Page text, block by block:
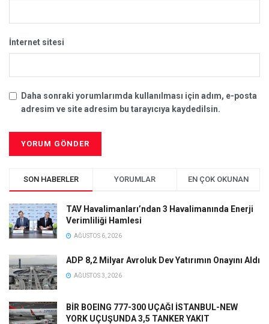
İnternet sitesi
Daha sonraki yorumlarımda kullanılması için adım, e-posta
adresim ve site adresim bu tarayıcıya kaydedilsin.
SON HABERLER YORUMLAR EN ÇOK OKUNAN
TAV Havalimanları’ndan 3 Havalimanında Enerji
Verimliliği Hamlesi
AĞUSTOS 6, 2026
ADP 8,2 Milyar Avroluk Dev Yatırımın Onayını Aldı
AĞUSTOS 3, 2026
BİR BOEING 777-300 UÇAĞI İSTANBUL-NEW
YORK UÇUŞUNDA 3,5 TANKER YAKIT